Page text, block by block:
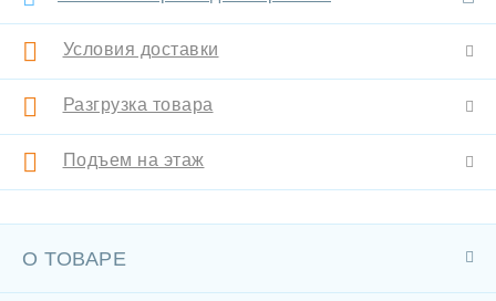
Условия доставки
Разгрузка товара
Подъем на этаж
О ТОВАРЕ